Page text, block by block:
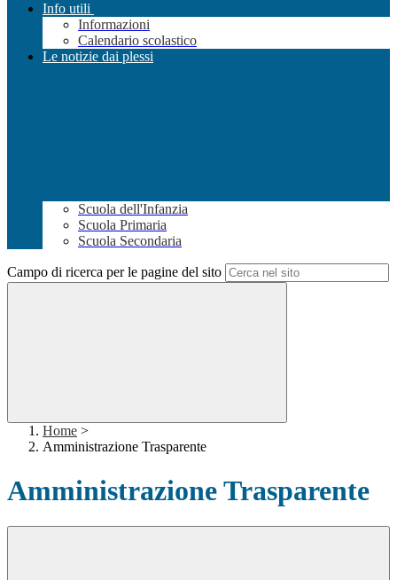
Info utili
Informazioni
Calendario scolastico
Le notizie dai plessi
Scuola dell'Infanzia
Scuola Primaria
Scuola Secondaria
Campo di ricerca per le pagine del sito
Home >
Amministrazione Trasparente
Amministrazione Trasparente